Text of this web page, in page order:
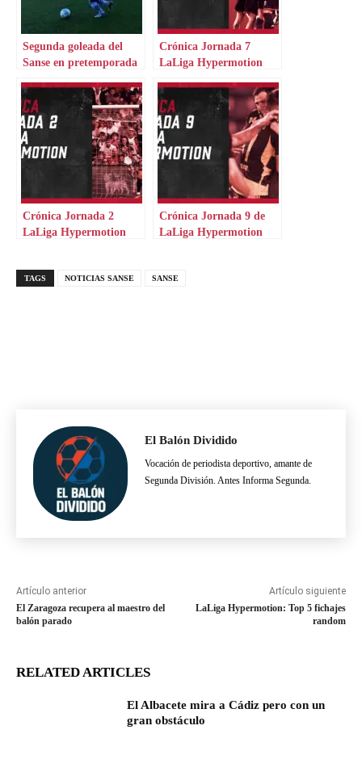
Segunda goleada del
Sanse en pretemporada
Crónica Jornada 7
LaLiga Hypermotion
Crónica Jornada 2
LaLiga Hypermotion
Crónica Jornada 9 de
LaLiga Hypermotion
TAGS NOTICIAS SANSE SANSE
El Balón Dividido
Vocación de periodista deportivo, amante de
Segunda División. Antes Informa Segunda.
Artículo anterior
El Zaragoza recupera al maestro del
balón parado
Artículo siguiente
LaLiga Hypermotion: Top 5 fichajes
random
RELATED ARTICLES
El Albacete mira a Cádiz pero con un
gran obstáculo